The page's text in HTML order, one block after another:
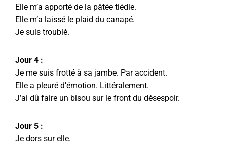
Elle m’a apporté de la pâtée tiédie.
Elle m’a laissé le plaid du canapé.
Je suis troublé.
Jour 4 :
Je me suis frotté à sa jambe. Par accident.
Elle a pleuré d’émotion. Littéralement.
J’ai dû faire un bisou sur le front du désespoir.
Jour 5 :
Je dors sur elle.